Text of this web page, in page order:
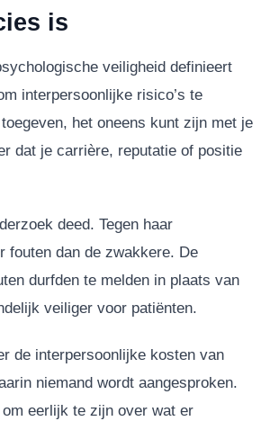
is
veiligheid definieert
interpersoonlijke risico’s te
het oneens kunt zijn met je
dat je carrière, reputatie of positie
deed. Tegen haar
fouten dan de zwakkere. De
durfden te melden in plaats van
veiliger voor patiënten.
de interpersoonlijke kosten van
niemand wordt aangesproken.
eerlijk te zijn over wat er